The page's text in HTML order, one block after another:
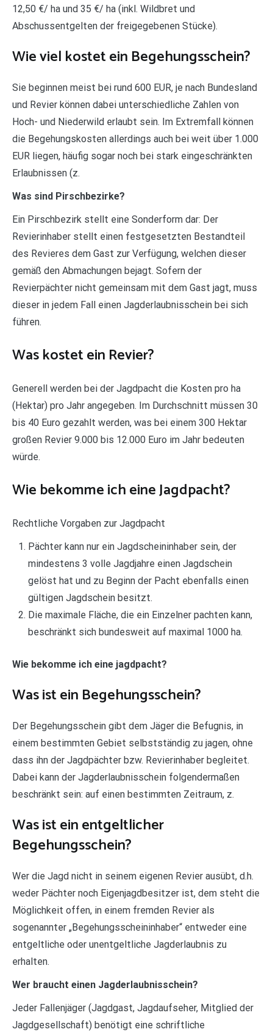
12,50 €/ ha und 35 €/ ha (inkl. Wildbret und
Abschussentgelten der freigegebenen Stücke).
Wie viel kostet ein Begehungsschein?
Sie beginnen meist bei rund 600 EUR, je nach Bundesland
und Revier können dabei unterschiedliche Zahlen von
Hoch- und Niederwild erlaubt sein. Im Extremfall können
die Begehungskosten allerdings auch bei weit über 1.000
EUR liegen, häufig sogar noch bei stark eingeschränkten
Erlaubnissen (z.
Was sind Pirschbezirke?
Ein Pirschbezirk stellt eine Sonderform dar: Der
Revierinhaber stellt einen festgesetzten Bestandteil
des Revieres dem Gast zur Verfügung, welchen dieser
gemäß den Abmachungen bejagt. Sofern der
Revierpächter nicht gemeinsam mit dem Gast jagt, muss
dieser in jedem Fall einen Jagderlaubnisschein bei sich
führen.
Was kostet ein Revier?
Generell werden bei der Jagdpacht die Kosten pro ha
(Hektar) pro Jahr angegeben. Im Durchschnitt müssen 30
bis 40 Euro gezahlt werden, was bei einem 300 Hektar
großen Revier 9.000 bis 12.000 Euro im Jahr bedeuten
würde.
Wie bekomme ich eine Jagdpacht?
Rechtliche Vorgaben zur Jagdpacht
Pächter kann nur ein Jagdscheininhaber sein, der
mindestens 3 volle Jagdjahre einen Jagdschein
gelöst hat und zu Beginn der Pacht ebenfalls einen
gültigen Jagdschein besitzt.
Die maximale Fläche, die ein Einzelner pachten kann,
beschränkt sich bundesweit auf maximal 1000 ha.
Wie bekomme ich eine jagdpacht?
Was ist ein Begehungsschein?
Der Begehungsschein gibt dem Jäger die Befugnis, in
einem bestimmten Gebiet selbstständig zu jagen, ohne
dass ihn der Jagdpächter bzw. Revierinhaber begleitet.
Dabei kann der Jagderlaubnisschein folgendermaßen
beschränkt sein: auf einen bestimmten Zeitraum, z.
Was ist ein entgeltlicher
Begehungsschein?
Wer die Jagd nicht in seinem eigenen Revier ausübt, d.h.
weder Pächter noch Eigenjagdbesitzer ist, dem steht die
Möglichkeit offen, in einem fremden Revier als
sogenannter „Begehungsscheininhaber“ entweder eine
entgeltliche oder unentgeltliche Jagderlaubnis zu
erhalten.
Wer braucht einen Jagderlaubnisschein?
Jeder Fallenjäger (Jagdgast, Jagdaufseher, Mitglied der
Jagdgesellschaft) benötigt eine schriftliche